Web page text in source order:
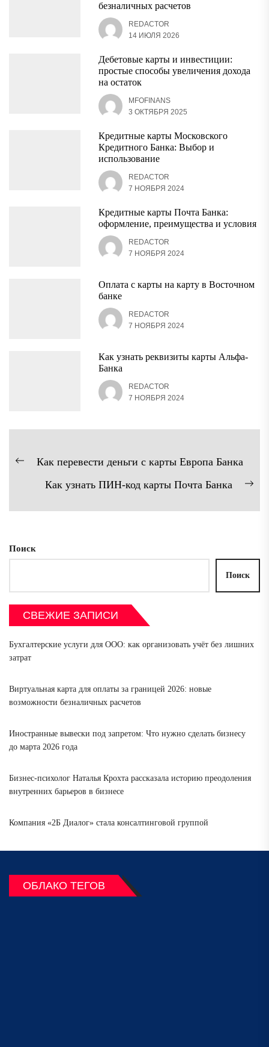
безналичных расчетов
REDACTOR
14 ИЮЛЯ 2026
Дебетовые карты и инвестиции:
простые способы увеличения дохода
на остаток
MFOFINANS
3 ОКТЯБРЯ 2025
Кредитные карты Московского
Кредитного Банка: Выбор и
использование
REDACTOR
7 НОЯБРЯ 2024
Кредитные карты Почта Банка:
оформление, преимущества и условия
REDACTOR
7 НОЯБРЯ 2024
Оплата с карты на карту в Восточном
банке
REDACTOR
7 НОЯБРЯ 2024
Как узнать реквизиты карты Альфа-
Банка
REDACTOR
7 НОЯБРЯ 2024
Навигация
записям
Предыдущая
запись:
Как перевести деньги с карты Европа Банка
Как узнать ПИН-код карты Почта Банка
Поиск
Поиск
СВЕЖИЕ ЗАПИСИ
Бухгалтерские услуги для ООО: как организовать учёт без лишних
затрат
Виртуальная карта для оплаты за границей 2026: новые
возможности безналичных расчетов
Иностранные вывески под запретом: Что нужно сделать бизнесу
до марта 2026 года
Бизнес-психолог Наталья Крохта рассказала историю преодоления
внутренних барьеров в бизнесе
Компания «2Б Диалог» стала консалтинговой группой
ОБЛАКО ТЕГОВ